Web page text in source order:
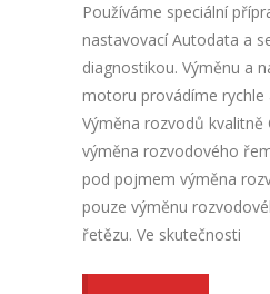
Používáme speciální
nastavovací Autodata a
diagnostikou. Výměnu a
motoru provádíme rychle
Výměna rozvodů kvalitně
výměna rozvodového
pod pojmem výměna
pouze výměnu
řetězu. Ve skutečnosti